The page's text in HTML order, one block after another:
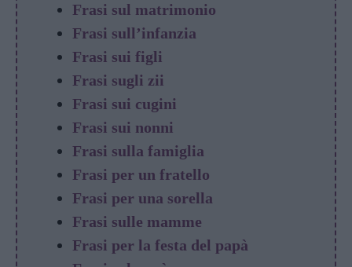
Frasi sul matrimonio
Frasi sull’infanzia
Frasi sui figli
Frasi sugli zii
Frasi sui cugini
Frasi sui nonni
Frasi sulla famiglia
Frasi per un fratello
Frasi per una sorella
Frasi sulle mamme
Frasi per la festa del papà